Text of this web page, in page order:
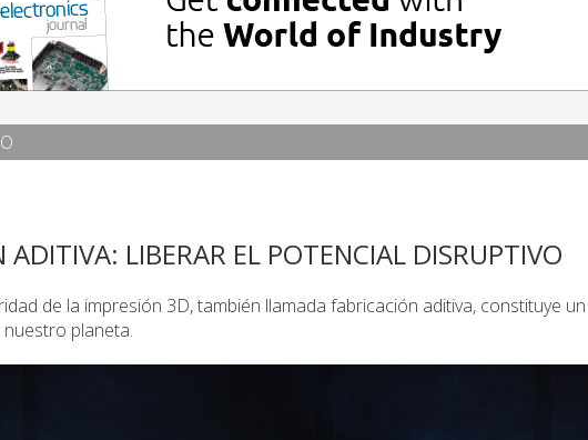
ADITIVA: LIBERAR EL POTENCIAL DISRUPTIVO
de la impresión 3D, también llamada fabricación aditiva, constituye
planeta.